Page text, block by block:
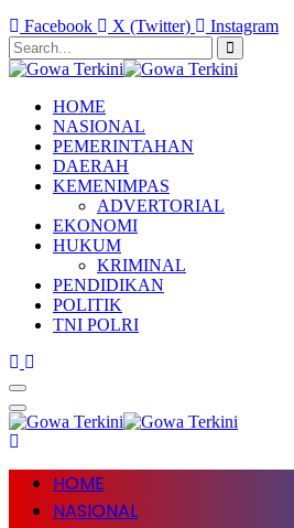
Facebook
X (Twitter) Instagram
HOME
NASIONAL
PEMERINTAHAN
DAERAH
KEMENIMPAS
ADVERTORIAL
EKONOMI
HUKUM
KRIMINAL
PENDIDIKAN
POLITIK
TNI POLRI
HOME
NASIONAL